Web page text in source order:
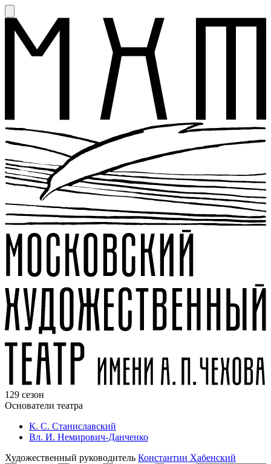
129 сезон
Основатели театра
К. С. Станиславский
Вл. И. Немирович-Данченко
Художественный руководитель Константин Хабенский